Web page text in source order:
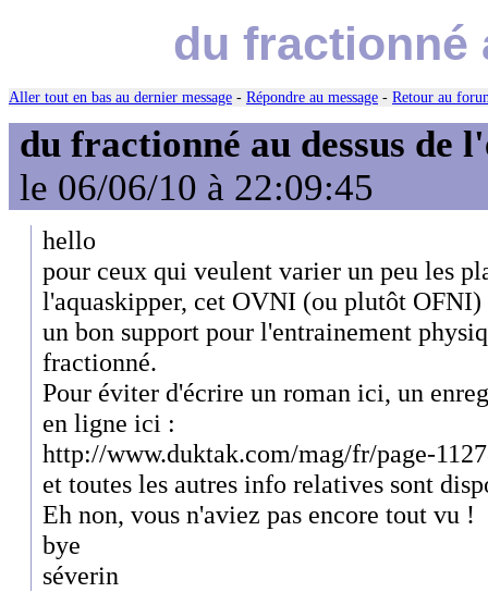
du fractionné
Aller tout en bas au dernier message - Répondre au message - Retour au
du fractionné au dessus de
le 06/06/10 à 22:09:45
hello
pour ceux qui veulent varier un peu les
l'aquaskipper, cet OVNI (ou plutôt OFNI)
un bon support pour l'entrainement
fractionné.
Pour éviter d'écrire un roman ici, un
en ligne ici :
http://www.duktak.com/mag/fr/page-
et toutes les autres info relatives sont
Eh non, vous n'aviez pas encore tout vu !
bye
séverin